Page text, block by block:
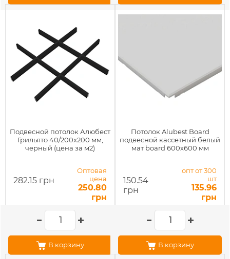
Подвесной потолок Алюбест
Грильято 40/200х200 мм,
черный (цена за м2)
282.15 грн
Оптовая
цена
250.80
грн
В корзину
Потолок Alubest Board
подвесной кассетный белый
мат board 600х600 мм
150.54
грн
опт от 300
шт
135.96
грн
В корзину